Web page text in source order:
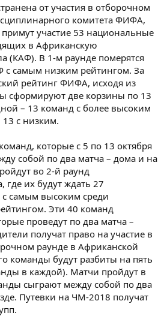
от участия в отборочном
комитета ФИФА,
участие 53 национальные
в Африканскую
(КАФ). В 1-м раунде померятся
с самым низким рейтингом. За
рейтинг ФИФА, исходя из
сформируют две корзины по 13
– 13 команд с более высоким
13 с низким.
которые с 5 по 13 октября
собой по два матча – дома и на
во 2-й раунд
где их будут ждать 27
самым высоким среди
Эти 40 команд
проведут по два матча –
получат право на участие в
раунде в Африканской
команды будут разбиты на пять
в каждой). Матчи пройдут в
сыграют между собой по два
Путевки на ЧМ-2018 получат